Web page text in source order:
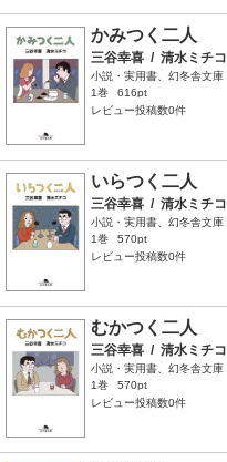
かみつく二人
三谷幸喜 / 清水ミチコ
小説・実用書、幻冬舎文庫
1巻
616pt
レビュー投稿数0件
いらつく二人
三谷幸喜 / 清水ミチコ
小説・実用書、幻冬舎文庫
1巻
570pt
レビュー投稿数0件
むかつく二人
三谷幸喜 / 清水ミチコ
小説・実用書、幻冬舎文庫
1巻
570pt
レビュー投稿数0件